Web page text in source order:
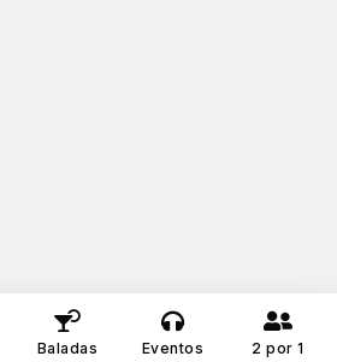
Baladas Eventos 2 por 1